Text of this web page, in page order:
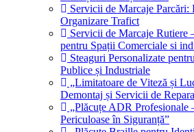
Servicii de Marcaje Parcări:
Organizare Trafict
Servicii de Marcaje Rutiere
pentru Spații Comerciale si
Steaguri Personalizate
Publice și Industriale
„Limitatoare de Viteză și
Demontaj și Servicii de
„Plăcuțe ADR Profesionale
Periculoase în Siguranță”